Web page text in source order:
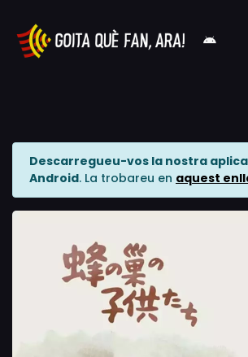
Descarregueu-vos la nostra
Android. La trobareu en aquest